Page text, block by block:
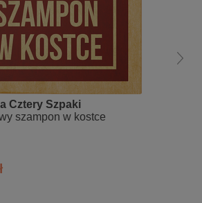
Cztery Szpaki
szampon w kostce